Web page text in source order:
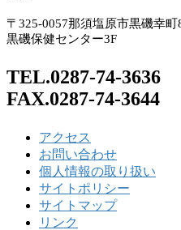
〒325-0057那須塩原市黒磯幸町
黒磯保健センター3F
TEL.0287-74-3636
FAX.0287-74-3644
アクセス
お問い合わせ
個人情報の取り扱い
サイトポリシー
サイトマップ
リンク